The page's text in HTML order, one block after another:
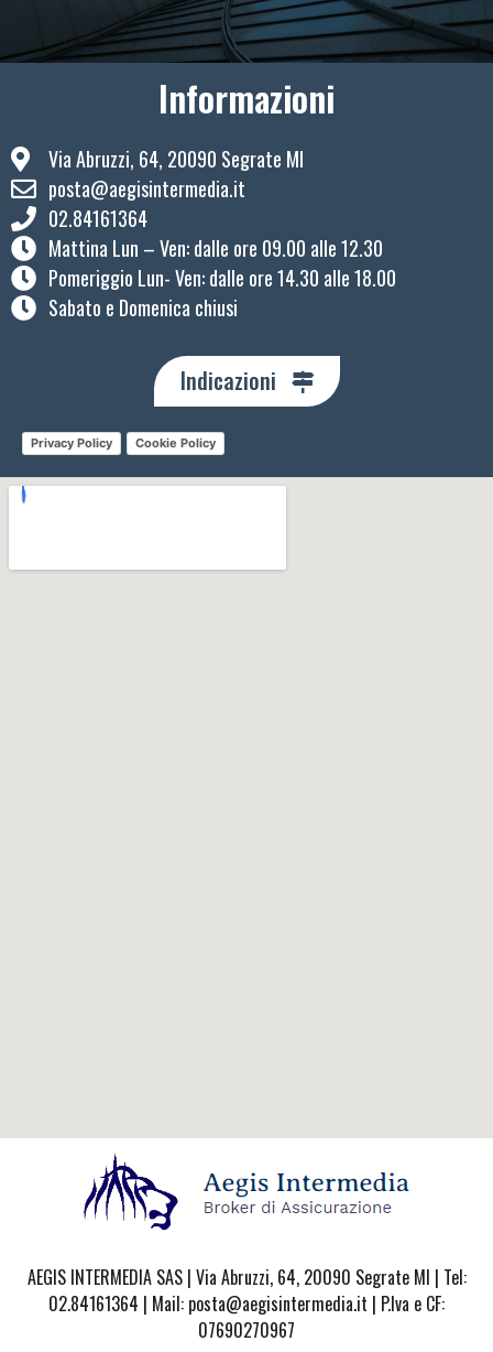
Informazioni
Via Abruzzi, 64, 20090 Segrate MI
posta@aegisintermedia.it
02.84161364
Mattina Lun – Ven: ​dalle ore 09.00 alle 12.30
Pomeriggio Lun- Ven: dalle ore 14.30 alle 18.00
Sabato e Domenica chiusi
Indicazioni
Privacy Policy Cookie Policy
AEGIS INTERMEDIA SAS | Via Abruzzi, 64, 20090 Segrate MI | Tel:
02.84161364 | Mail: posta@aegisintermedia.it | P.Iva e CF:
07690270967